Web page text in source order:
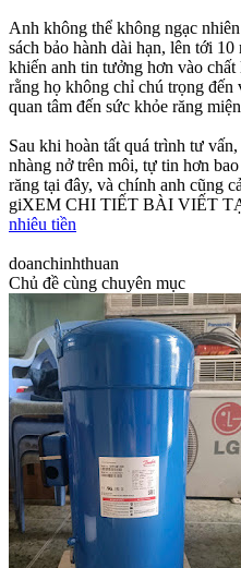
Anh không thể không ngạc
sách bảo hành dài hạn, lên tới
khiến anh tin tưởng hơn vào
rằng họ không chỉ chú trọng đến
quan tâm đến sức khỏe răng
Sau khi hoàn tất quá trình tư
nhàng nở trên môi, tự tin hơn
răng tại đây, và chính anh cũng
giXEM CHI TIẾT BÀI VIẾT
nhiêu tiền
doanchinhthuan
Chủ đề cùng chuyên mục